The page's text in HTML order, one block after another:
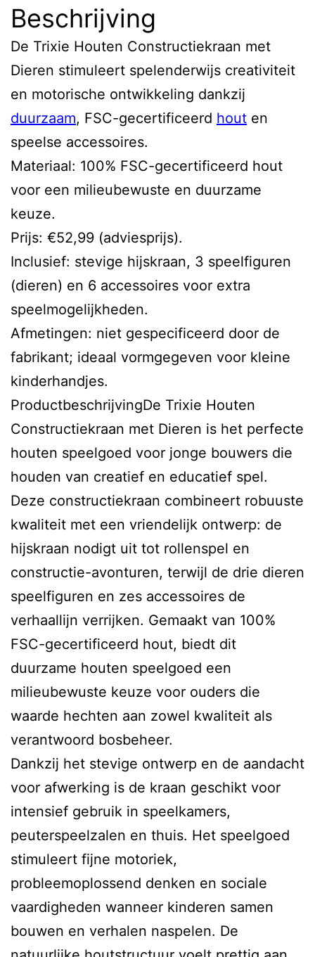
Beschrijving
De Trixie Houten Constructiekraan met
Dieren stimuleert spelenderwijs creativiteit
en motorische ontwikkeling dankzij
duurzaam, FSC-gecertificeerd hout en
speelse accessoires.
Materiaal: 100% FSC-gecertificeerd hout
voor een milieubewuste en duurzame
keuze.
Prijs: €52,99 (adviesprijs).
Inclusief: stevige hijskraan, 3 speelfiguren
(dieren) en 6 accessoires voor extra
speelmogelijkheden.
Afmetingen: niet gespecificeerd door de
fabrikant; ideaal vormgegeven voor kleine
kinderhandjes.
ProductbeschrijvingDe Trixie Houten
Constructiekraan met Dieren is het perfecte
houten speelgoed voor jonge bouwers die
houden van creatief en educatief spel.
Deze constructiekraan combineert robuuste
kwaliteit met een vriendelijk ontwerp: de
hijskraan nodigt uit tot rollenspel en
constructie-avonturen, terwijl de drie dieren
speelfiguren en zes accessoires de
verhaallijn verrijken. Gemaakt van 100%
FSC-gecertificeerd hout, biedt dit
duurzame houten speelgoed een
milieubewuste keuze voor ouders die
waarde hechten aan zowel kwaliteit als
verantwoord bosbeheer.
Dankzij het stevige ontwerp en de aandacht
voor afwerking is de kraan geschikt voor
intensief gebruik in speelkamers,
peuterspeelzalen en thuis. Het speelgoed
stimuleert fijne motoriek,
probleemoplossend denken en sociale
vaardigheden wanneer kinderen samen
bouwen en verhalen naspelen. De